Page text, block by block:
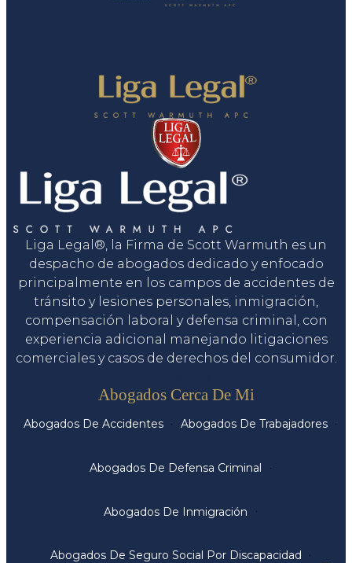
Liga Legal®, la Firma de Scott Warmuth es un
despacho de abogados dedicado y enfocado
principalmente en los campos de accidentes de
tránsito y lesiones personales, inmigración,
compensación laboral y defensa criminal, con
experiencia adicional manejando litigaciones
comerciales y casos de derechos del consumidor.
Abogados Cerca De Mi
Abogados De Accidentes Abogados De Trabajadores
Abogados De Defensa Criminal
Abogados De Inmigración
Abogados De Seguro Social Por Discapacidad